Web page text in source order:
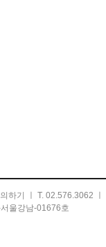
하기 ㅣ T. 02.576.3062 ㅣ
울강남-01676호